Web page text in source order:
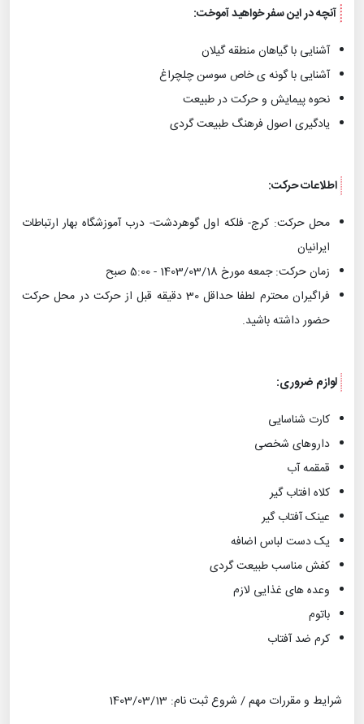
آنچه در این سفر خواهید آموخت:
آشنایی با گیاهان منطقه گیلان
آشنایی با گونه ی خاص سوسن چلچراغ
نحوه پیمایش و حرکت در طبیعت
یادگیری اصول فرهنگ طبیعت گردی
اطلاعات حرکت:
محل حرکت: کرج- فلکه اول گوهردشت- درب آموزشگاه بهار ارتباطات
ایرانیان
زمان حرکت: جمعه مورخ 1403/03/18 - 5:00 صبح
فراگیران محترم لطفا حداقل 30 دقیقه قبل از حرکت در محل حرکت
حضور داشته باشید.
لوازم ضروری:
کارت شناسایی
داروهای شخصی
قمقمه آب
کلاه افتاب گیر
عینک آفتاب گیر
یک دست لباس اضافه
کفش مناسب طبیعت گردی
وعده های غذایی لازم
باتوم
کرم ضد آفتاب
شرایط و مقررات مهم / شروع ثبت نام: 1403/03/13